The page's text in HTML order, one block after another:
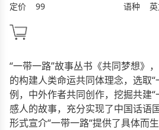
定价
99
语种
“一带一路”故事丛书《共同梦想》
的构建人类命运共同体理念，选取
例，中外作者共同创作，挖掘共建
感人的故事，充分实现了中国话语
形式宣介“一带一路“提供了具体而生